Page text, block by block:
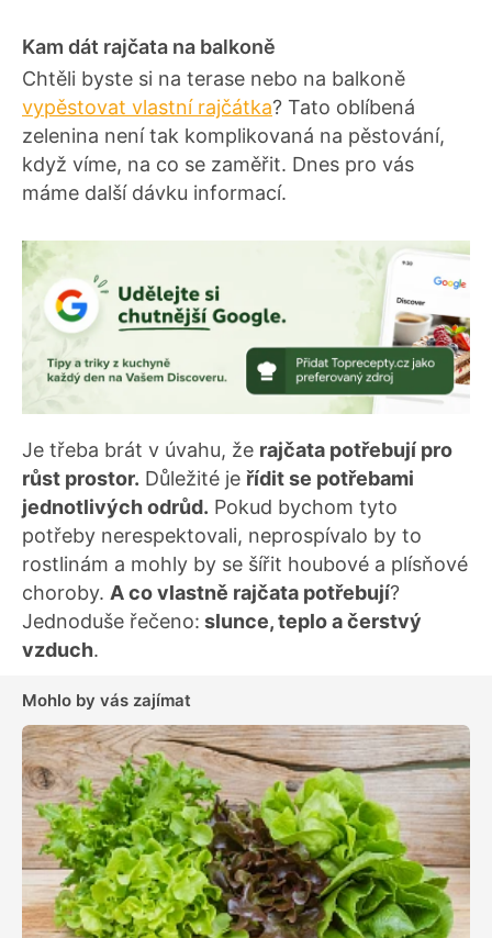
Kam dát rajčata na balkoně
Chtěli byste si na terase nebo na balkoně
vypěstovat vlastní rajčátka? Tato oblíbená
zelenina není tak komplikovaná na pěstování,
když víme, na co se zaměřit. Dnes pro vás
máme další dávku informací.
Je třeba brát v úvahu, že rajčata potřebují pro
růst prostor. Důležité je řídit se potřebami
jednotlivých odrůd. Pokud bychom tyto
potřeby nerespektovali, neprospívalo by to
rostlinám a mohly by se šířit houbové a plísňové
choroby. A co vlastně rajčata potřebují?
Jednoduše řečeno: slunce, teplo a čerstvý
vzduch.
Mohlo by vás zajímat